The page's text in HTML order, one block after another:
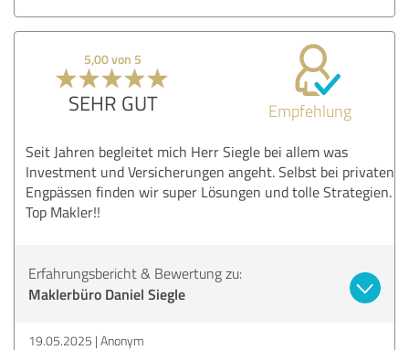
5,00 von 5
SEHR GUT Empfehlung
Seit Jahren begleitet mich Herr Siegle bei allem was
Investment und Versicherungen angeht. Selbst bei privaten
Engpässen finden wir super Lösungen und tolle Strategien.
Top Makler!!
Erfahrungsbericht & Bewertung zu:
Maklerbüro Daniel Siegle
19.05.2025 Anonym